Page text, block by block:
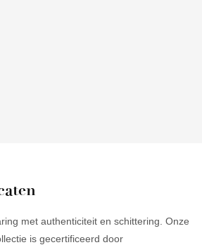
met authenticiteit en schittering. Onze
is gecertificeerd door